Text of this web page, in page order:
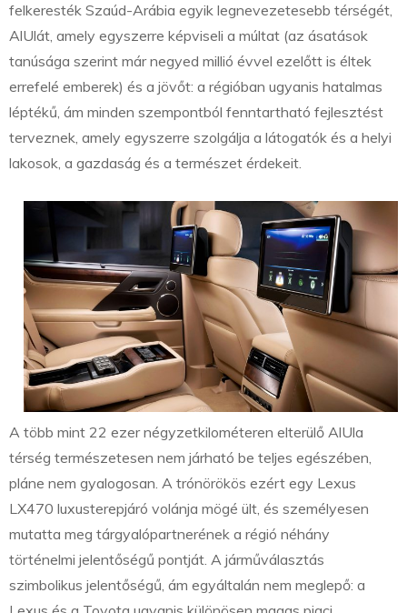
felkeresték Szaúd-Arábia egyik legnevezetesebb térségét,
AlUlát, amely egyszerre képviseli a múltat (az ásatások
tanúsága szerint már negyed millió évvel ezelőtt is éltek
errefelé emberek) és a jövőt: a régióban ugyanis hatalmas
léptékű, ám minden szempontból fenntartható fejlesztést
terveznek, amely egyszerre szolgálja a látogatók és a helyi
lakosok, a gazdaság és a természet érdekeit.
A több mint 22 ezer négyzetkilométeren elterülő AlUla
térség természetesen nem járható be teljes egészében,
pláne nem gyalogosan. A trónörökös ezért egy Lexus
LX470 luxusterepjáró volánja mögé ült, és személyesen
mutatta meg tárgyalópartnerének a régió néhány
történelmi jelentőségű pontját. A járműválasztás
szimbolikus jelentőségű, ám egyáltalán nem meglepő: a